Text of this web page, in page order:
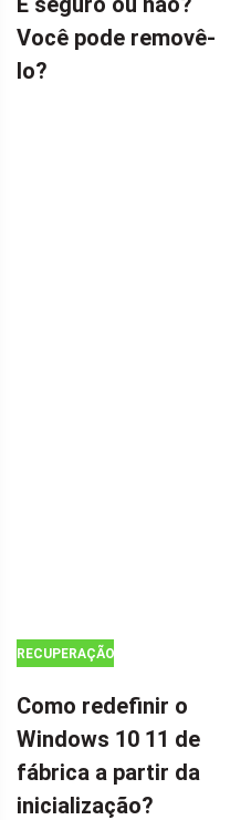
Você pode removê-
lo?
RECUPERAÇÃO
Como redefinir o
Windows 10 11 de
fábrica a partir da
inicialização?